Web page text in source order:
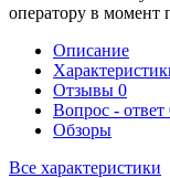
оператору в момент
Описание
Отзывы 0
Вопрос - ответ
Обзоры
Все характеристики